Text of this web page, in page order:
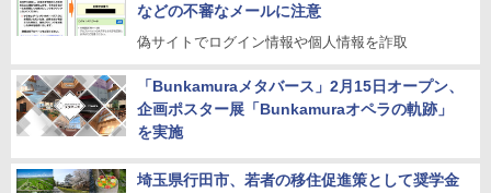
などの不審なメールに注意
偽サイトでログイン情報や個人情報を詐取
「Bunkamuraメタバース」2月15日オープン、
企画ポスター展「Bunkamuraオペラの軌跡」
を実施
埼玉県行田市、若者の移住促進策として奨学金